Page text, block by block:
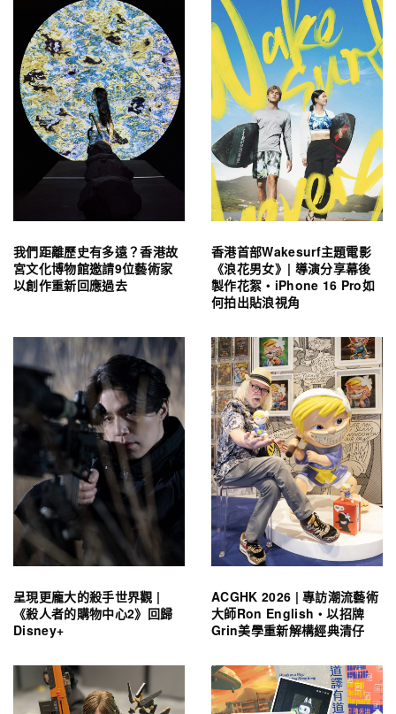
我們距離歷史有多遠？香港故
宮文化博物館邀請9位藝術家
以創作重新回應過去
香港首部Wakesurf主題電影
《浪花男女》| 導演分享幕後
製作花絮・iPhone 16 Pro如
何拍出貼浪視角
呈現更龐大的殺手世界觀 |
《殺人者的購物中心2》回歸
Disney+
ACGHK 2026 | 專訪潮流藝術
大師Ron English・以招牌
Grin美學重新解構經典清仔